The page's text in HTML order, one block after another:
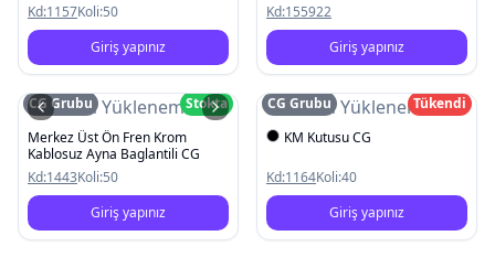
Kd:1157Koli:50
Giriş yapınız
Kd:155922
Giriş yapınız
Resim Yüklenemedi
CG Grubu
Stokta
Merkez Üst Ön Fren Krom
Kablosuz Ayna Baglantili CG
Kd:1443Koli:50
Giriş yapınız
Resim Yüklenemedi
CG Grubu
Tükendi
KM Kutusu CG
Kd:1164Koli:40
Giriş yapınız